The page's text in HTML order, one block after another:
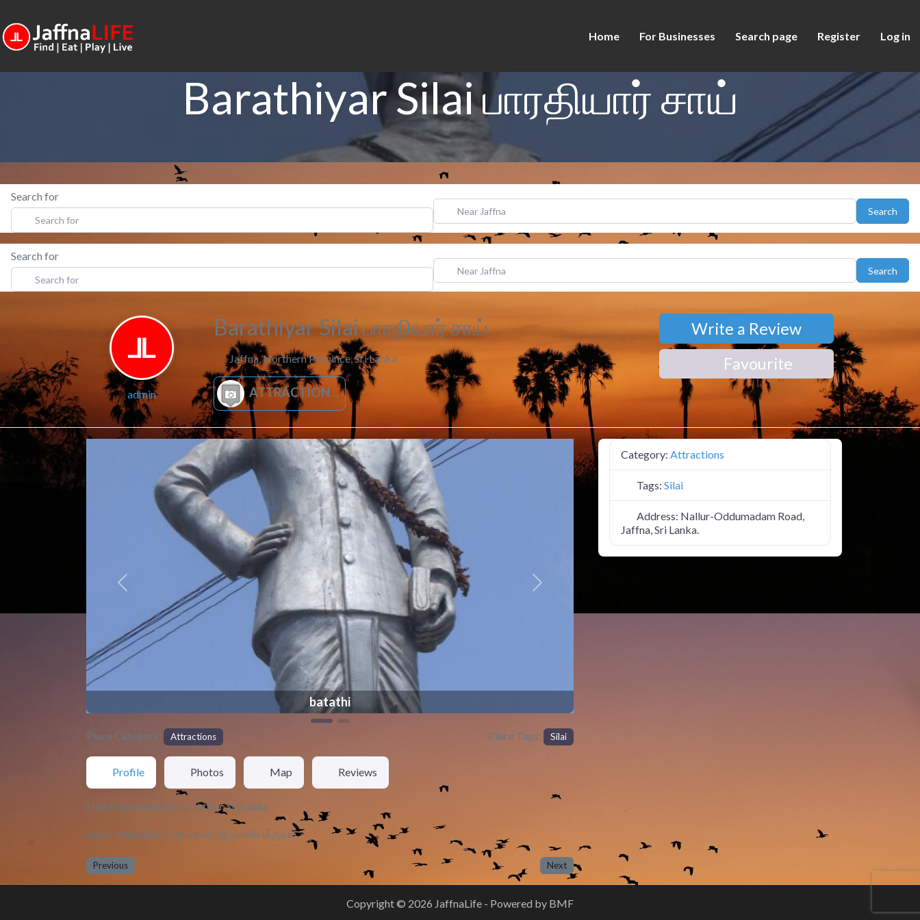
Home For Businesses Search page Register Log in
Barathiyar Silai பாரதியார் சாய்
Search for
Near Jaffna
Search
Search for
Near Jaffna
Search
admin
Barathiyar Silai பாரதியார் சாய்
Jaffna,Northern Province,Sri Lanka
ATTRACTIONS
Write a Review
Favourite
batathi
Previous Next
Place Category: Attractions Place Tags: Silai
Profile Photos Map Reviews
Historical landmark in Jaffna, Sri Lanka.
யாழ்ப்பாணத்தில் உள்ள வரலாற்று முக்கியத்துவம்.
Previous Next
Category: Attractions
Tags: Silai
Address: Nallur-Oddumadam Road,
Jaffna, Sri Lanka.
Copyright © 2026 JaffnaLife - Powered by BMF